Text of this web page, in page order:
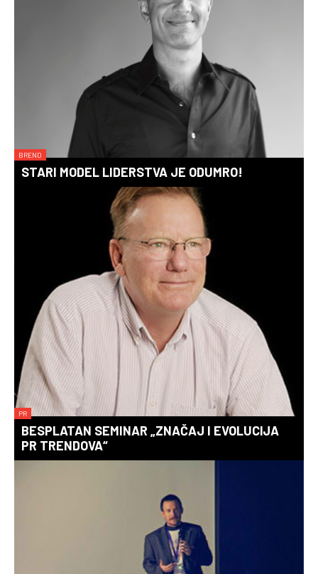
BREND
STARI MODEL LIDERSTVA JE ODUMRO!
PR
BESPLATAN SEMINAR „ZNAČAJ I EVOLUCIJA
PR TRENDOVA“